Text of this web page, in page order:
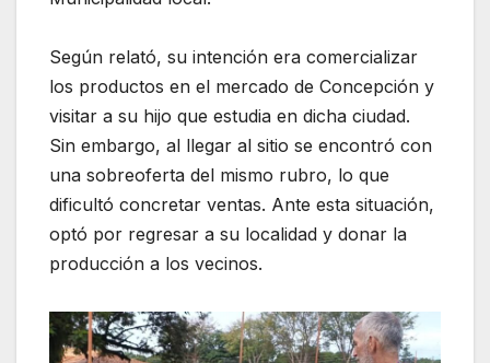
Según relató, su intención era comercializar
los productos en el mercado de Concepción y
visitar a su hijo que estudia en dicha ciudad.
Sin embargo, al llegar al sitio se encontró con
una sobreoferta del mismo rubro, lo que
dificultó concretar ventas. Ante esta situación,
optó por regresar a su localidad y donar la
producción a los vecinos.